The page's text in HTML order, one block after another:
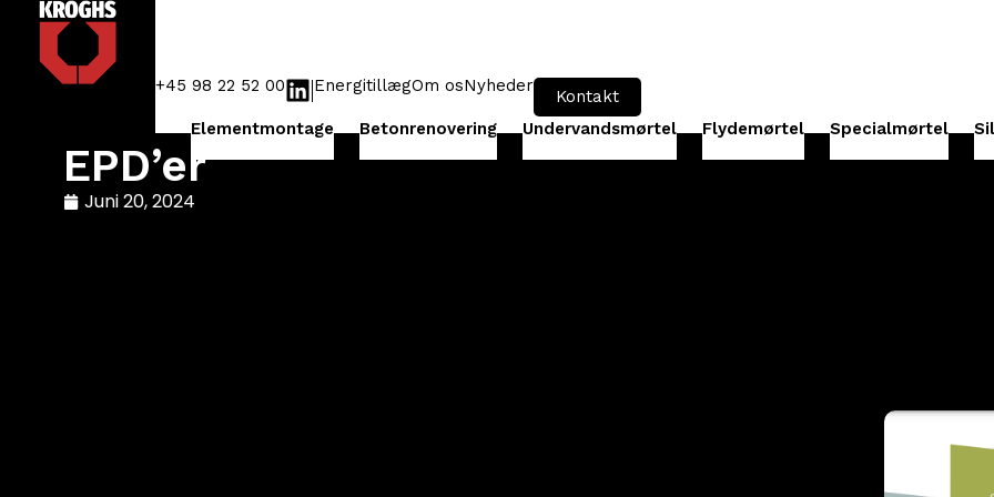
Elementmontage Betonrenovering Undervandsmørtel Flydemørtel Specialmørtel
+45 98 22 52 00 EnergitillægOm osNyheder
Kontakt
EPD’er
Juni 20, 2024